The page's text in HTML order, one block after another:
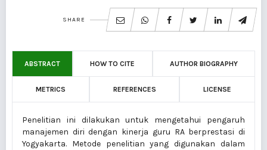
SHARE
ABSTRACT HOW TO CITE AUTHOR BIOGRAPHY
METRICS REFERENCES LICENSE
Penelitian ini dilakukan untuk mengetahui pengaruh
manajemen diri dengan kinerja guru RA berprestasi di
Yogyakarta. Metode penelitian yang digunakan dalam